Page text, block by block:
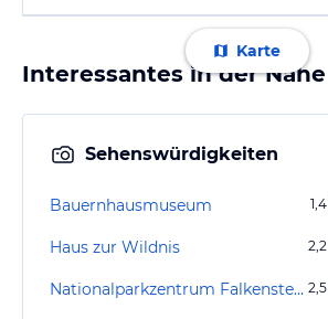
Karte
Interessantes in der Nähe
Sehenswürdigkeiten
Bauernhausmuseum 1,4
Haus zur Wildnis 2,2
Nationalparkzentrum Falkenstein 2,5